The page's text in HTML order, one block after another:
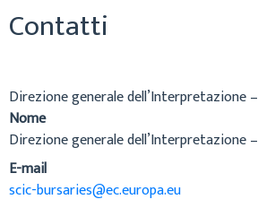
Contatti
Direzione generale dell’Interpretazione
Nome
Direzione generale dell’Interpretazione
E-mail
scic-bursaries@ec.europa.eu